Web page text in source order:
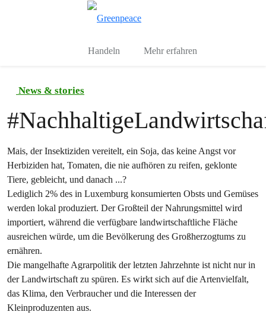
Handeln Mehr erfahren
News & stories
#
Mais, der Insektiziden vereitelt, ein Soja, das keine Angst vor
Herbiziden hat, Tomaten, die nie aufhören zu reifen, geklonte
Tiere, gebleicht, und danach ...?
Lediglich 2% des in Luxemburg konsumierten Obsts und Gemüses
werden lokal produziert. Der Großteil der Nahrungsmittel wird
importiert, während die verfügbare landwirtschaftliche Fläche
ausreichen würde, um die Bevölkerung des Großherzogtums zu
ernähren.
Die mangelhafte Agrarpolitik der letzten Jahrzehnte ist nicht nur in
der Landwirtschaft zu spüren. Es wirkt sich auf die Artenvielfalt,
das Klima, den Verbraucher und die Interessen der
Kleinproduzenten aus.